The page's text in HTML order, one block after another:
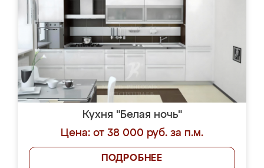
Кухня "Белая ночь"
Цена: от 38 000 руб. за п.м.
ПОДРОБНЕЕ